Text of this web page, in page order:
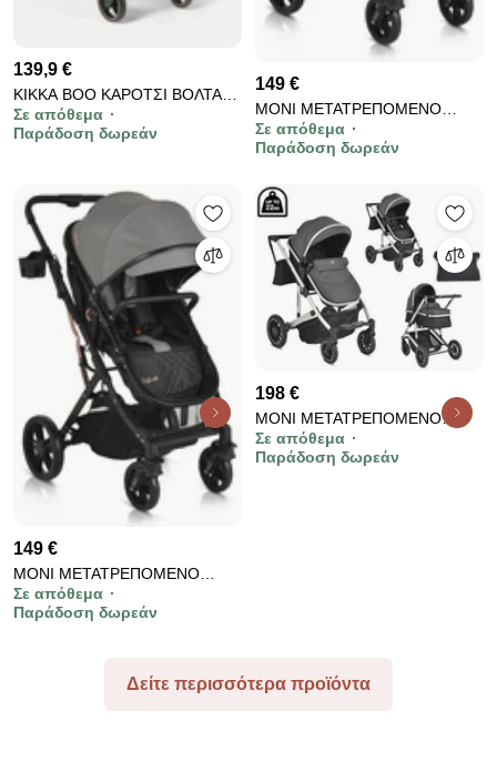
139,9 €
KIKKA BOO ΚΑΡΟΤΣΙ ΒΟΛΤΑΣ
EDEN BLACK 31001030154
Σε απόθεμα
Παράδοση δωρεάν
149 €
MONI ΜΕΤΑΤΡΕΠΟΜΕΝΟ
ΚΑΡΟΤΣΙ 2 ΣΕ 1 RAFAELLO
BLACK 3800146236120
Σε απόθεμα
Παράδοση δωρεάν
149 €
MONI ΜΕΤΑΤΡΕΠΟΜΕΝΟ
ΚΑΡΟΤΣΙ 2 ΣΕ 1 RAFAELLO
GREY 3800146236137
Σε απόθεμα
Παράδοση δωρεάν
198 €
MONI ΜΕΤΑΤΡΕΠΟΜΕΝΟ
ΚΑΡΟΤΣΙ 2 ΣΕ 1 THIRA GREY
3800146236045
Σε απόθεμα
Παράδοση δωρεάν
Δείτε περισσότερα προϊόντα